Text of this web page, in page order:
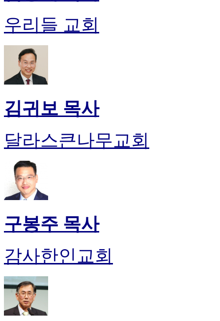
우리들 교회
김귀보 목사
달라스큰나무교회
구봉주 목사
감사한인교회